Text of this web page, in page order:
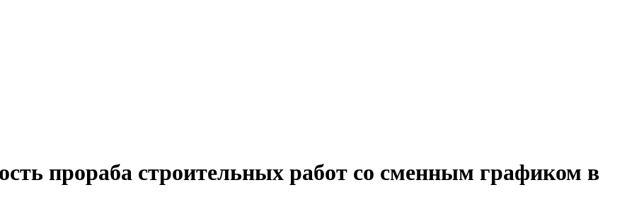
прораба строительных работ со сменным графиком в